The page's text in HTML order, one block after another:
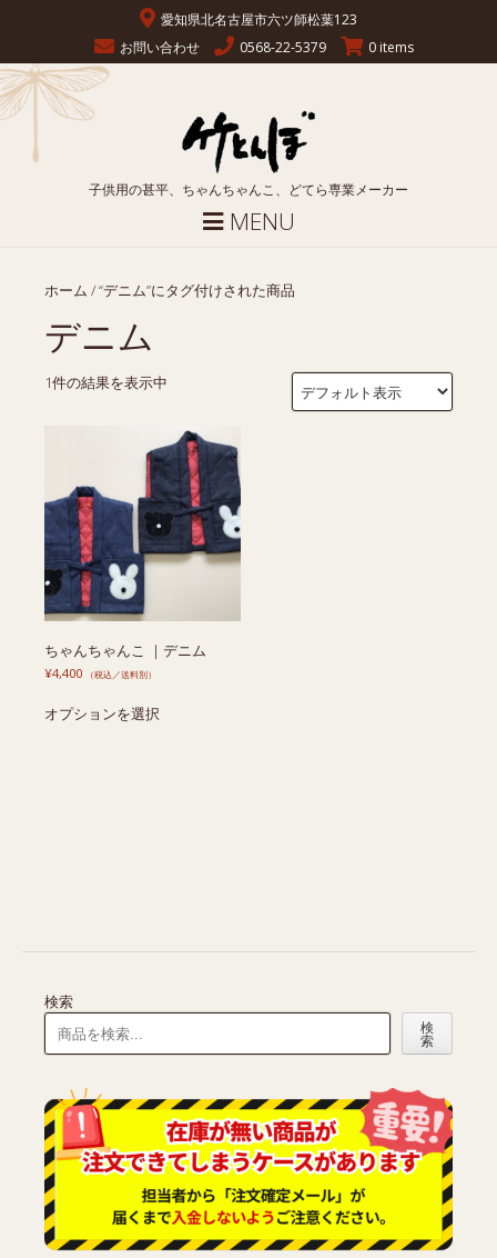
愛知県北名古屋市六ツ師松葉123
お問い合わせ
0568-22-5379 0 items
子供用の甚平、ちゃんちゃんこ、どてら専業メーカー
MENU
ホーム / “デニム”にタグ付けされた商品
デニム
1件の結果を表示中
ちゃんちゃんこ ｜デニム
¥4,400 （税込／送料別）
オプションを選択の
ー
ン
あ
ま
す。
オ
プ
シ
ョ
ン
は
検索
検
索